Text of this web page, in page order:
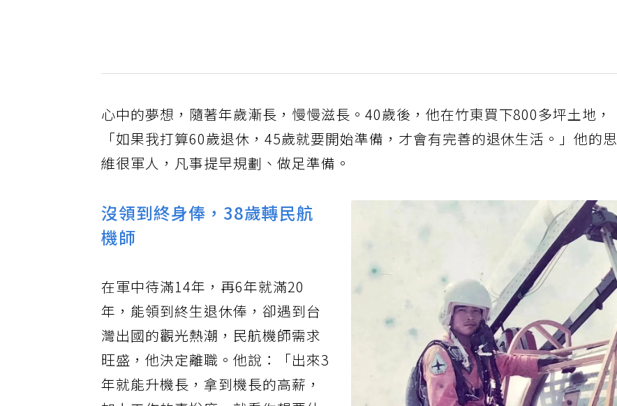
心中的夢想，隨著年歲漸長，慢慢滋長。40歲後，他在竹東買下800多坪土地，
「如果我打算60歲退休，45歲就要開始準備，才會有完善的退休生活。」他的思
維很軍人，凡事提早規劃、做足準備。
沒領到終身俸，38歲轉民航
機師
在軍中待滿14年，再6年就滿20
年，能領到終生退休俸，卻遇到台
灣出國的觀光熱潮，民航機師需求
旺盛，他決定離職。他說：「出來3
年就能升機長，拿到機長的高薪，